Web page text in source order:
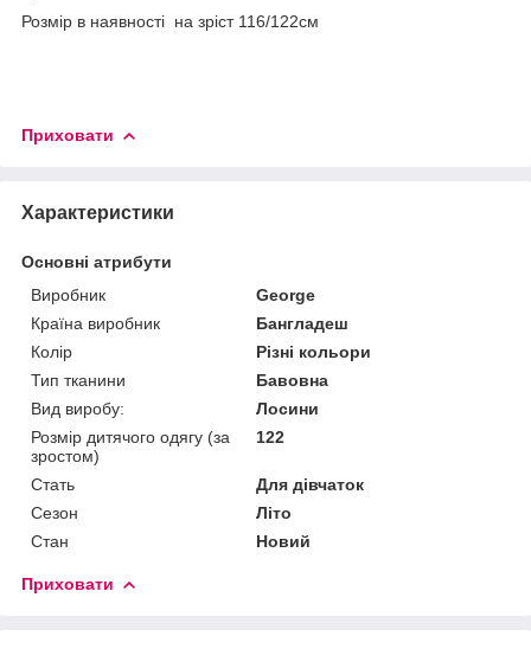
Розмір в наявності на зріст 116/122см
Приховати
Характеристики
Основні атрибути
Виробник
George
Країна виробник
Бангладеш
Колір
Різні кольори
Тип тканини
Бавовна
Вид виробу:
Лосини
Розмір дитячого одягу (за
зростом)
122
Стать
Для дівчаток
Сезон
Літо
Стан
Новий
Приховати